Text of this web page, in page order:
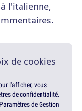
l'italienne,
de cookies
l'afficher, vous
de confidentialité.
de Gestion